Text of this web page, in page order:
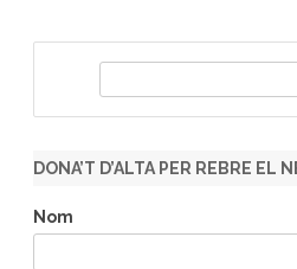
r
h
DONA’T D’ALTA PER REBRE EL
Nom